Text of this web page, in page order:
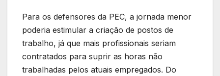
Para os defensores da PEC, a jornada menor
poderia estimular a criação de postos de
trabalho, já que mais profissionais seriam
contratados para suprir as horas não
trabalhadas pelos atuais empregados. Do